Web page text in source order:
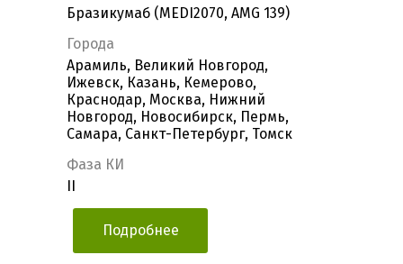
Бразикумаб (MEDI2070, AMG 139)
Города
Арамиль, Великий Новгород,
Ижевск, Казань, Кемерово,
Краснодар, Москва, Нижний
Новгород, Новосибирск, Пермь,
Самара, Санкт-Петербург, Томск
Фаза КИ
Подробнее